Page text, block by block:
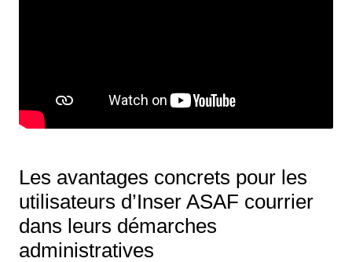
Les avantages concrets pour les
utilisateurs d’Inser ASAF courrier
dans leurs démarches
administratives